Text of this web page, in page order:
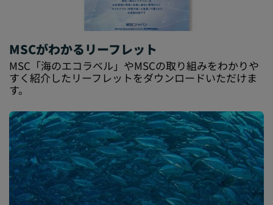
MSCがわかるリーフレット
MSC「海のエコラベル」やMSCの取り組みをわかりや
すく紹介したリーフレットをダウンロードいただけま
す。